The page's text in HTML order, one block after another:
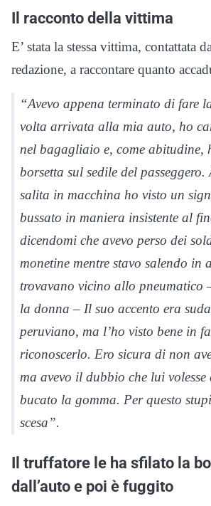
Il racconto della vittima
E’ stata la stessa vittima, contattata
redazione, a raccontare quanto
“Avevo appena terminato di fare
volta arrivata alla mia auto, ho
nel bagagliaio e, come abitudine,
borsetta sul sedile del passeggero.
salita in macchina ho visto un
bussato in maniera insistente al
dicendomi che avevo perso dei
monetine mentre stavo salendo in
trovavano vicino allo pneumatico
la donna – Il suo accento era
peruviano, ma l’ho visto bene in
riconoscerlo. Ero sicura di non
ma avevo il dubbio che lui volesse
bucato la gomma. Per questo
scesa”.
Il truffatore le ha sfilato la
dall’auto e poi è fuggito